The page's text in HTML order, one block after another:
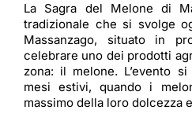
La Sagra del Melone di
tradizionale che si svolge
Massanzago, situato in
celebrare uno dei prodotti
zona: il melone. L’evento
mesi estivi, quando i
massimo della loro dolcezza